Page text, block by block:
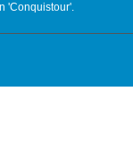
'Conquistour'.